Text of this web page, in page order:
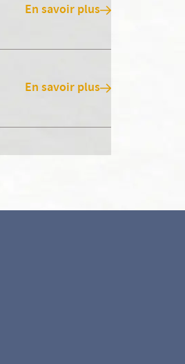
En savoir plus
En savoir plus